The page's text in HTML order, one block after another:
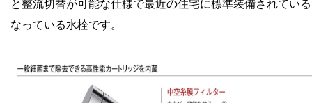
と整流切替が可能な仕様で最近の住宅に標準装備されてい
なっている水栓です。